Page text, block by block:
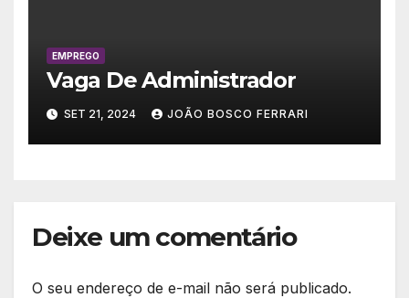
EMPREGO
Vaga De Administrador
SET 21, 2024 JOÃO BOSCO FERRARI
Deixe um comentário
O seu endereço de e-mail não será publicado.